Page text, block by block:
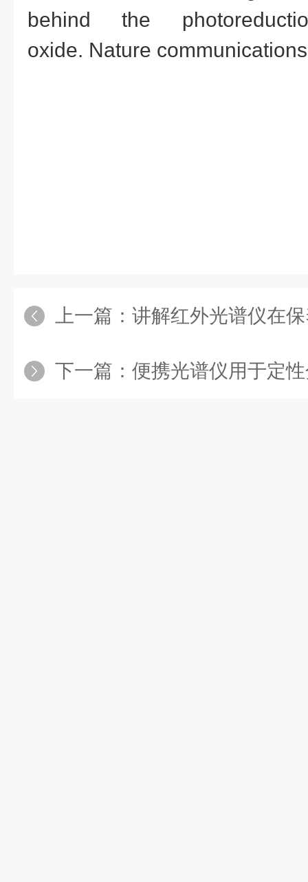
behind the
oxide. Nature
上一篇： 讲解红外光谱仪在
下一篇： 便携光谱仪用于定